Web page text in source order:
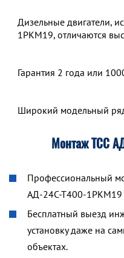
Дизельные двигатели,
1РКМ19, отличаются
Гарантия 2 года или
Широкий модельный
Монтаж ТСС
Профессиональный
АД-24С-Т400-1РКМ19
Бесплатный выезд
установку даже на
объектах.